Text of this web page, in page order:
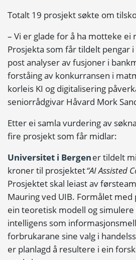
Totalt 19 prosjekt søkte om
– Vi er glade for å ha motteke ei
Prosjekta som får tildelt pengar
post analyser av fusjoner i
forståing av konkurransen i
korleis KI og digitalisering
seniorrådgivar Håvard Mork
Etter ei samla vurdering av
fire prosjekt som får midlar:
Universitet i Bergener tildelt
kroner til prosjektet“AI Assisted
Prosjektet skal leiast av
Mauring ved UIB. Formålet
ein teoretisk modell og
intelligens som
forbrukarane sine valg i
er planlagd å resultere i ein